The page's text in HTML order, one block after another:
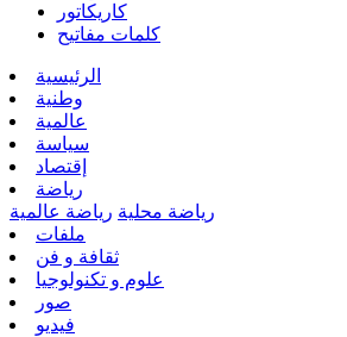
كاريكاتور
كلمات مفاتيح
الرئيسية
وطنية
عالمية
سياسة
إقتصاد
رياضة
رياضة محلية رياضة عالمية
ملفات
ثقافة و فن
علوم و تكنولوجيا
صور
فيديو